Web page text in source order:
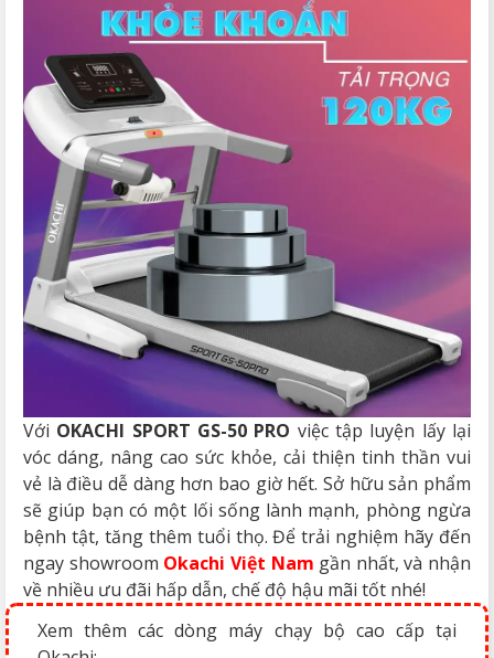
Với OKACHI SPORT GS-50 PRO việc tập luyện lấy lại
vóc dáng, nâng cao sức khỏe, cải thiện tinh thần vui
vẻ là điều dễ dàng hơn bao giờ hết. Sở hữu sản phẩm
sẽ giúp bạn có một lối sống lành mạnh, phòng ngừa
bệnh tật, tăng thêm tuổi thọ. Để trải nghiệm hãy đến
ngay showroom Okachi Việt Nam gần nhất, và nhận
về nhiều ưu đãi hấp dẫn, chế độ hậu mãi tốt nhé!
Xem thêm các dòng máy chạy bộ cao cấp tại